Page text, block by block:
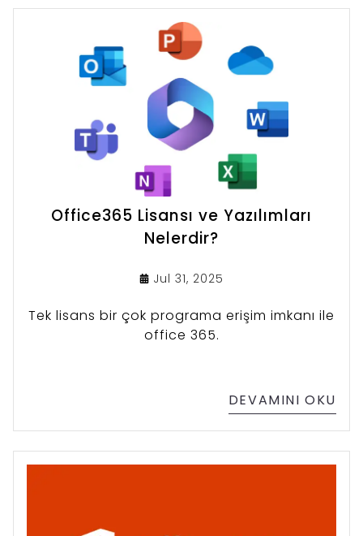
Office365 Lisansı ve Yazılımları
Nelerdir?
Jul 31, 2025
Tek lisans bir çok programa erişim imkanı ile
office 365.
DEVAMINI OKU